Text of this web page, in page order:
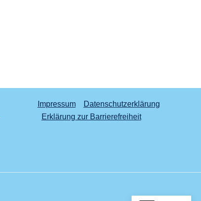
Impressum
Datenschutzerklärung
Erklärung zur Barrierefreiheit